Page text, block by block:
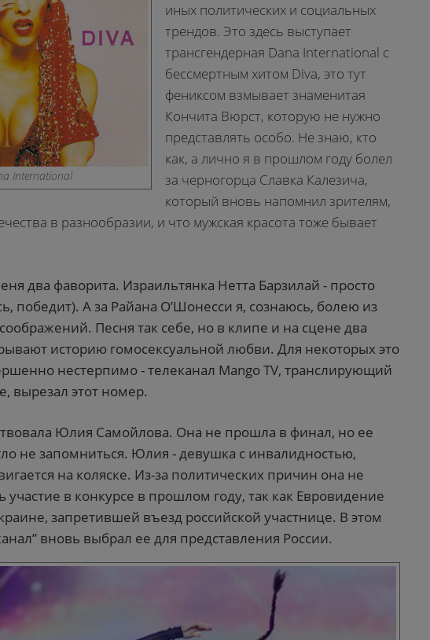
International
иных политических и социальных
трендов. Это здесь выступает
трансгендерная Dana International с
бессмертным хитом Diva, это тут
фениксом взмывает знаменитая
Кончита Вюрст, которую не нужно
представлять особо. Не знаю, кто
как, а лично я в прошлом году болел
за черногорца Славка Калезича,
который вновь напомнил зрителям,
в разнообразии, и что мужская красота тоже бывает
два фаворита. Израильтянка Нетта Барзилай - просто
победит). А за Райана О’Шонесси я, сознаюсь, болею из
Песня так себе, но в клипе и на сцене два
историю гомосексуальной любви. Для некоторых это
нестерпимо - телеканал Mango TV, транслирующий
вырезал этот номер.
Юлия Самойлова. Она не прошла в финал, но ее
не запомниться. Юлия - девушка с инвалидностью,
на коляске. Из-за политических причин она не
участие в конкурсе в прошлом году, так как Евровидение
запретившей въезд российской участнице. В этом
вновь выбрал ее для представления России.